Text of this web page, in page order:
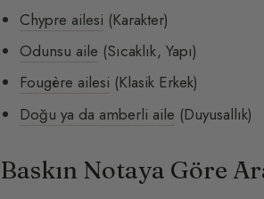
Chypre ailesi (Karakter)
Odunsu aile (Sıcaklık, Yapı)
Fougère ailesi (Klasik Erkek)
Doğu ya da amberli aile (Duyusallık)
Baskın Notaya Göre